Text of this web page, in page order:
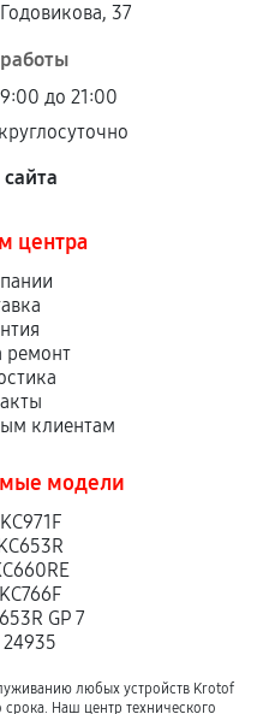
37
до 21:00
центра
ремонт
клиентам
модели
GP 7
любых устройств Krotof
срока. Наш центр технического